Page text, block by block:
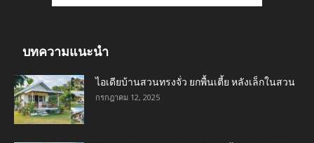
บทความแนะนำ
ไอเดียบ้านสวนทรงจั่ว ยกพื้นเตี้ย หลังเล็กในสวน
กรกฎาคม 12, 2025